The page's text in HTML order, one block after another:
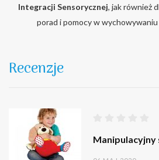
Integracji Sensorycznej, jak również
porad i pomocy w
Recenzje
Manipulacyjny